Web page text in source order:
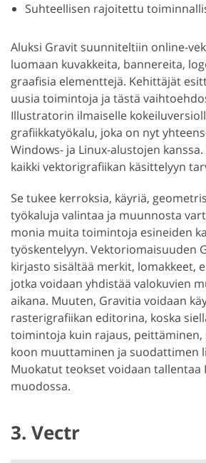
Suhteellisen rajoitettu
Aluksi Gravit suunniteltiin online-
luomaan kuvakkeita, bannereita,
graafisia elementtejä. Kehittäjät
uusia toimintoja ja tästä
Illustratorin ilmaiselle
grafiikkatyökalu, joka on nyt
Windows- ja Linux-alustojen
kaikki vektorigrafiikan käsittelyyn
Se tukee kerroksia, käyriä,
työkaluja valintaa ja muunnosta
monia muita toimintoja esineiden
työskentelyyn. Vektoriomaisuuden
kirjasto sisältää merkit, lomakkeet,
jotka voidaan yhdistää valokuvien
aikana. Muuten, Gravitia voidaan
rasterigrafiikan editorina, koska
toimintoja kuin rajaus, peittäminen,
koon muuttaminen ja suodattimen
Muokatut teokset voidaan tallentaa
muodossa.
3. Vectr